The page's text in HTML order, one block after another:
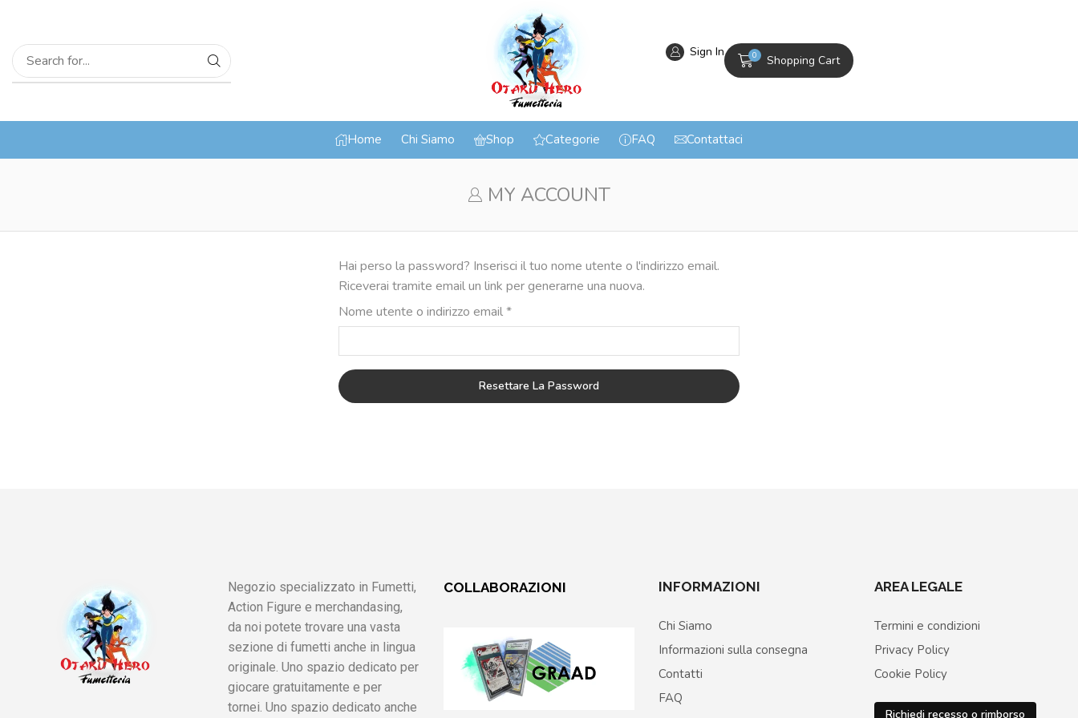
Sign In 0 Shopping Cart
Home Chi Siamo Shop Categorie FAQ Contattaci
MY ACCOUNT
Hai perso la password? Inserisci il tuo nome utente o l'indirizzo email.
Riceverai tramite email un link per generarne una nuova.
Nome utente o indirizzo email*
Resettare La Password
Negozio specializzato in Fumetti,
Action Figure e merchandasing,
da noi potete trovare una vasta
sezione di fumetti anche in lingua
originale. Uno spazio dedicato per
giocare gratuitamente e per
tornei. Uno spazio dedicato anche
COLLABORAZIONI INFORMAZIONI
Chi Siamo
Informazioni sulla consegna
Contatti
FAQ
AREA LEGALE
Termini e condizioni
Privacy Policy
Cookie Policy
Richiedi recesso o rimborso